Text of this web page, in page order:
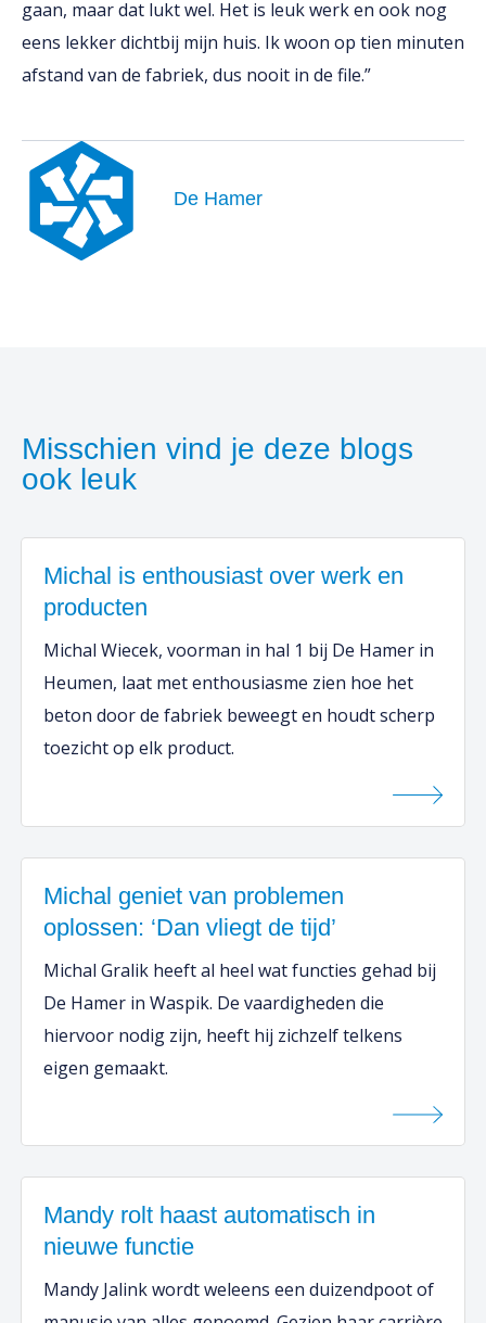
gaan, maar dat lukt wel. Het is leuk werk en ook nog
eens lekker dichtbij mijn huis. Ik woon op tien minuten
afstand van de fabriek, dus nooit in de file.”
De Hamer
Misschien vind je deze blogs
ook leuk
Michal is enthousiast over werk en
producten
Michal Wiecek, voorman in hal 1 bij De Hamer in
Heumen, laat met enthousiasme zien hoe het
beton door de fabriek beweegt en houdt scherp
toezicht op elk product.
Michal geniet van problemen
oplossen: ‘Dan vliegt de tijd’
Michal Gralik heeft al heel wat functies gehad bij
De Hamer in Waspik. De vaardigheden die
hiervoor nodig zijn, heeft hij zichzelf telkens
eigen gemaakt.
Mandy rolt haast automatisch in
nieuwe functie
Mandy Jalink wordt weleens een duizendpoot of